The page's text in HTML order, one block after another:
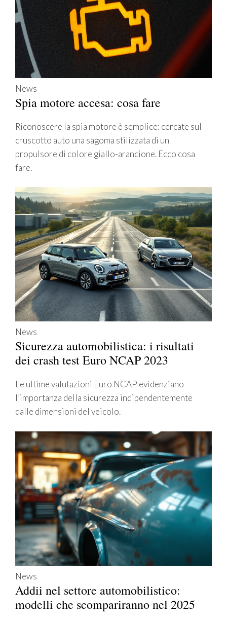
News
Spia motore accesa: cosa fare
Riconoscere la spia motore è semplice: cercate sul
cruscotto auto una sagoma stilizzata di un
propulsore di colore giallo-arancione. Ecco cosa
fare.
News
Sicurezza automobilistica: i risultati
dei crash test Euro NCAP 2023
Le ultime valutazioni Euro NCAP evidenziano
l’importanza della sicurezza indipendentemente
dalle dimensioni del veicolo.
News
Addii nel settore automobilistico:
modelli che scompariranno nel 2025